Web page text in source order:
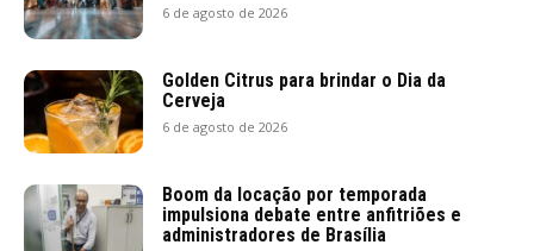
6 de agosto de 2026
Golden Citrus para brindar o Dia da
Cerveja
6 de agosto de 2026
Boom da locação por temporada
impulsiona debate entre anfitriões e
administradores de Brasília